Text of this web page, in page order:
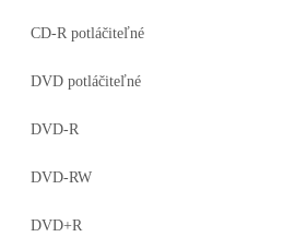
CD-R potláčiteľné
DVD potláčiteľné
DVD-R
DVD-RW
DVD+R